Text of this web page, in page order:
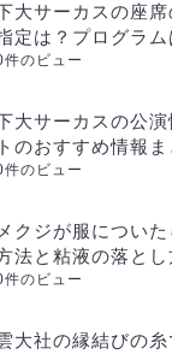
大サーカスの座
定は？プログラム
件のビュー
大サーカスの公
のおすすめ情報ま
件のビュー
クジが服につい
法と粘液の落とし
件のビュー
大社の縁結びの